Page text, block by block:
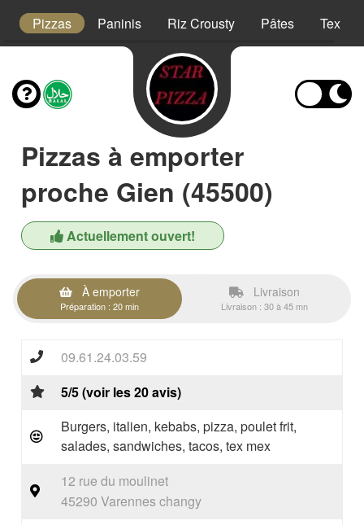
Pizzas Paninis Riz Crousty Pâtes Tex
Pizzas à emporter
proche Gien (45500)
Actuellement ouvert!
À emporter
Préparation : 20 min
Livraison
Livraison : 30 à 45 mn
09.61.24.03.59
5/5 (voir les 20 avis)
Burgers, italien, kebabs, pizza, poulet frit,
salades, sandwiches, tacos, tex mex
12 rue du moulinet
45290 Varennes changy